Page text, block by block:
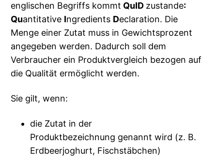
englischen Begriffs kommt QuID zustande:
Quantitative Ingredients Declaration. Die
Menge einer Zutat muss in Gewichtsprozent
angegeben werden. Dadurch soll dem
Verbraucher ein Produktvergleich bezogen auf
die Qualität ermöglicht werden.
Sie gilt, wenn:
die Zutat in der
Produktbezeichnung genannt wird (z. B.
Erdbeerjoghurt, Fischstäbchen)